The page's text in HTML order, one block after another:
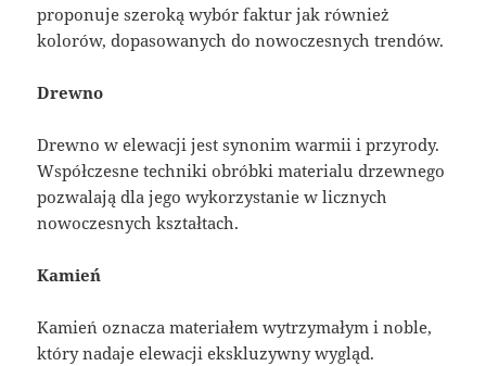
proponuje szeroką wybór faktur jak również
kolorów, dopasowanych do nowoczesnych trendów.
Drewno
Drewno w elewacji jest synonim warmii i przyrody.
Współczesne techniki obróbki materialu drzewnego
pozwalają dla jego wykorzystanie w licznych
nowoczesnych kształtach.
Kamień
Kamień oznacza materiałem wytrzymałym i noble,
który nadaje elewacji ekskluzywny wygląd.